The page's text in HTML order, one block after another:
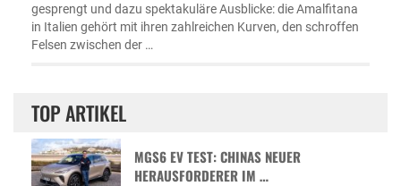
gesprengt und dazu spektakuläre Ausblicke: die Amalfitana
in Italien gehört mit ihren zahlreichen Kurven, den schroffen
Felsen zwischen der …
TOP ARTIKEL
MGS6 EV TEST: CHINAS NEUER
HERAUSFORDERER IM …